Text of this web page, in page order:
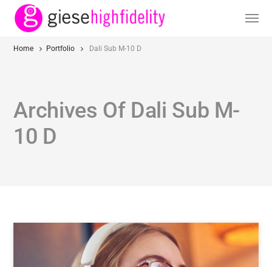
Home Portfolio Dali Sub M-10 D
Archives Of Dali Sub M-
10 D